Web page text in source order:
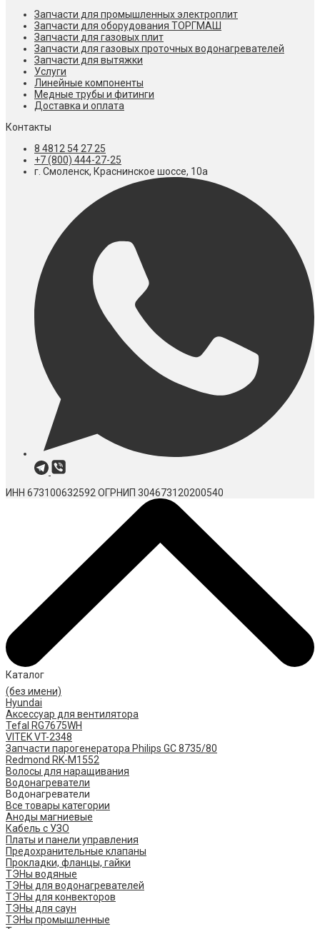
Запчасти для промышленных электроплит
Запчасти для оборудования ТОРГМАШ
Запчасти для газовых плит
Запчасти для газовых проточных водонагревателей
Запчасти для вытяжки
Услуги
Линейные компоненты
Медные трубы и фитинги
Доставка и оплата
Контакты
8 4812 54 27 25
+7 (800) 444-27-25
г. Смоленск, Краснинское шоссе, 10а
ИНН 673100632592ОГРНИП 304673120200540
Каталог
(без имени)
Hyundai
Аксессуар для вентилятора
Tefal RG7675WH
VITEK VT-2348
Запчасти парогенератора Philips GC 8735/80
Redmond RK-M1552
Волосы для наращивания
Водонагреватели
Водонагреватели
Все товары категории
Аноды магниевые
Кабель с УЗО
Платы и панели управления
Предохранительные клапаны
Прокладки, фланцы, гайки
ТЭНы водяные
ТЭНы для водонагревателей
ТЭНы для конвекторов
ТЭНы для саун
ТЭНы промышленные